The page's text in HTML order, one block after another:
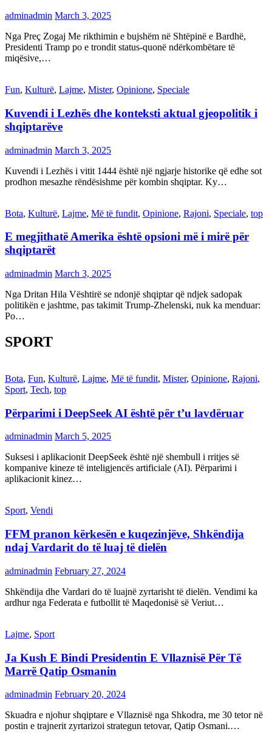
adminadmin March 3, 2025
Nga Preç Zogaj Me rikthimin e bujshëm në Shtëpinë e Bardhë,
Presidenti Tramp po e trondit status-quonë ndërkombëtare të
miqësive,…
Fun, Kulturë, Lajme, Mister, Opinione, Speciale
Kuvendi i Lezhës dhe konteksti aktual gjeopolitik i
shqiptarëve
adminadmin March 3, 2025
Kuvendi i Lezhës i vitit 1444 është një ngjarje historike që edhe sot
prodhon mesazhe rëndësishme për kombin shqiptar. Ky…
Bota, Kulturë, Lajme, Më të fundit, Opinione, Rajoni, Speciale, top
E megjithatë Amerika është opsioni më i mirë për
shqiptarët
adminadmin March 3, 2025
Nga Dritan Hila Vështirë se ndonjë shqiptar që ndjek sadopak
politikën e jashtme, pas takimit Trump-Zhelenski, nuk ka menduar:
Po…
SPORT
Bota, Fun, Kulturë, Lajme, Më të fundit, Mister, Opinione, Rajoni,
Sport, Tech, top
Përparimi i DeepSeek AI është për t’u lavdëruar
adminadmin March 5, 2025
Suksesi i aplikacionit DeepSeek është një shembull i rritjes së
kompanive kineze të inteligjencës artificiale (AI). Përparimi i
aplikacionit kinez…
Sport, Vendi
FFM pranon kërkesën e kuqezinjëve, Shkëndija
ndaj Vardarit do të luaj të dielën
adminadmin February 27, 2024
Shkëndija dhe Vardari do të luajnë zyrtarisht të dielën. Vendimi ka
ardhur nga Federata e futbollit të Maqedonisë së Veriut…
Lajme, Sport
Ja Kush E Bindi Presidentin E Vllaznisë Për Të
Marrë Qatip Osmanin
adminadmin February 20, 2024
Skuadra e njohur shqiptare e Vllaznisë nga Shkodra, me 30 tetor në
postin e trajnerit zyrtarizoi strategun tetovar, Qatip Osmani.…